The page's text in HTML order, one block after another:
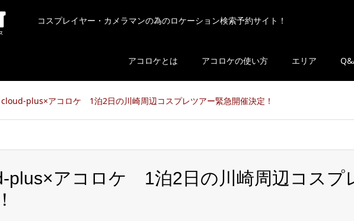
コスプレイヤー・カメラマンの為のロケーション検索予約サイト！
アコロケとは アコロケの使い方 エリア
cloud-plus×アコロケ 1泊2日の川崎周辺コスプレツアー緊急開催決定！
plus×アコロケ 1泊2日の川崎周辺コスプ